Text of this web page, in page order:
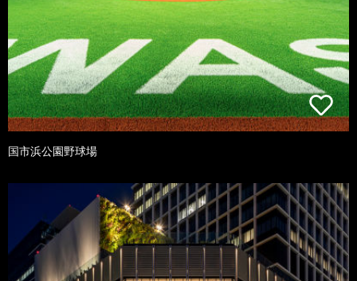
国市浜公園野球場